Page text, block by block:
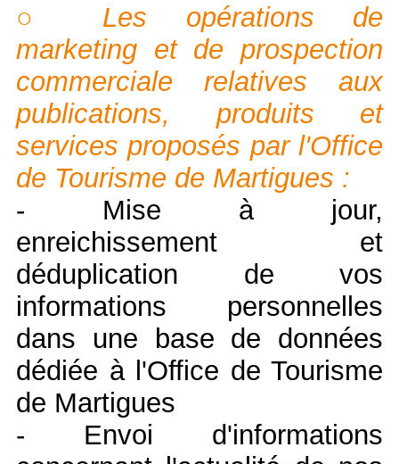
○ Les opérations de
marketing et de prospection
commerciale relatives aux
publications, produits et
services proposés par l'Office
de Tourisme de Martigues :
- Mise à jour,
enreichissement et
déduplication de vos
informations personnelles
dans une base de données
dédiée à l'Office de Tourisme
de Martigues
- Envoi d'informations